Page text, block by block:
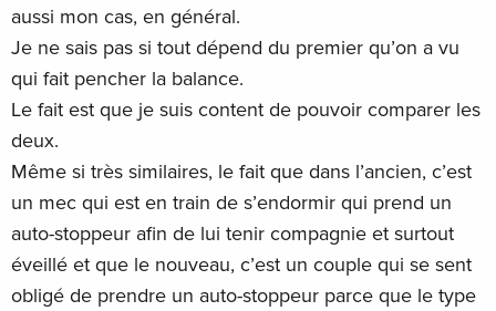
aussi mon cas, en général.
Je ne sais pas si tout dépend du premier qu’on a vu
qui fait pencher la balance.
Le fait est que je suis content de pouvoir comparer les
deux.
Même si très similaires, le fait que dans l’ancien, c’est
un mec qui est en train de s’endormir qui prend un
auto-stoppeur afin de lui tenir compagnie et surtout
éveillé et que le nouveau, c’est un couple qui se sent
obligé de prendre un auto-stoppeur parce que le type